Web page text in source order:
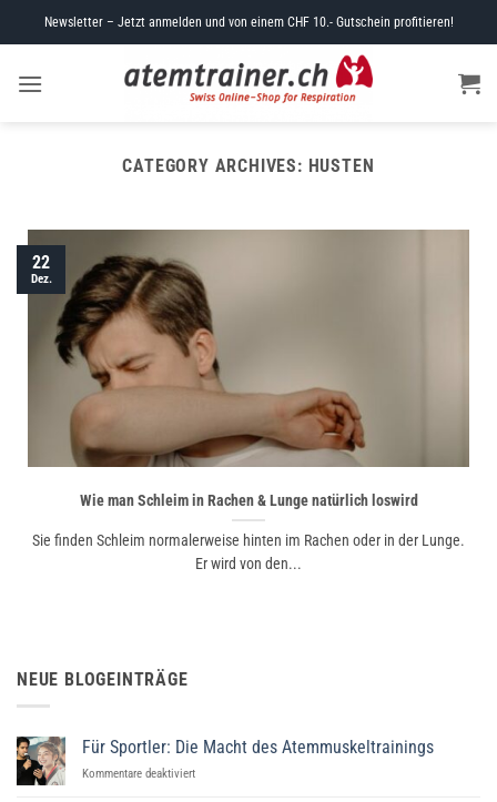
to
Newsletter – Jetzt anmelden und von einem CHF 10.- Gutschein profitieren!
CATEGORY ARCHIVES: HUSTEN
NEUE BLOGEINTRÄGE
Für Sportler: Die Macht des Atemmuskeltrainings
Kommentare deaktiviertfür
Wie man Schleim in Rachen & Lunge natürlich loswird
Sie finden Schleim normalerweise hinten im Rachen oder in der Lunge.
Er wird von den...
22
Dez.